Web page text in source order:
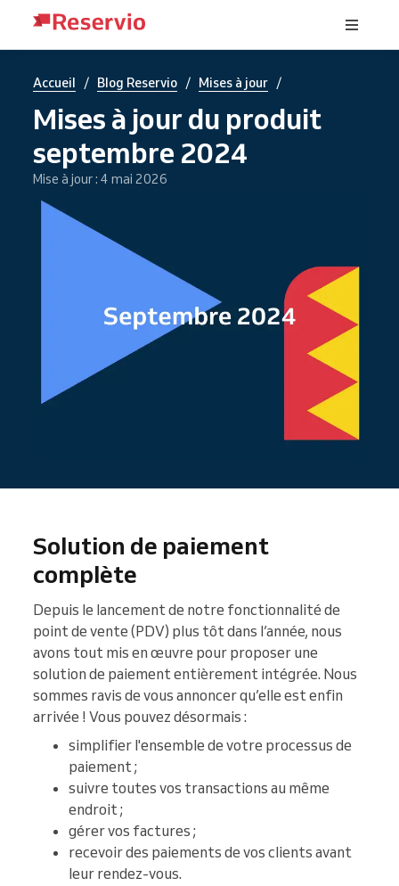
Accueil / Blog Reservio / Mises à jour /
Mises à jour du produit
septembre 2024
Mise à jour : 4 mai 2026
Solution de paiement
complète
Depuis le lancement de notre fonctionnalité de
point de vente (PDV) plus tôt dans l’année, nous
avons tout mis en œuvre pour proposer une
solution de paiement entièrement intégrée. Nous
sommes ravis de vous annoncer qu’elle est enfin
arrivée ! Vous pouvez désormais :
simplifier l'ensemble de votre processus de
paiement ;
suivre toutes vos transactions au même
endroit ;
gérer vos factures ;
recevoir des paiements de vos clients avant
leur rendez-vous.